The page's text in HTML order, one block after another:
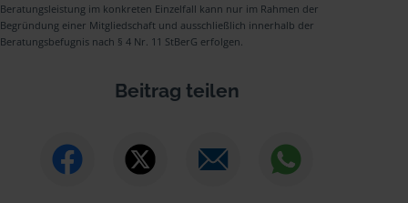
Beratungsleistung im konkreten Einzelfall kann nur im Rahmen der
Begründung einer Mitgliedschaft und ausschließlich innerhalb der
Beratungsbefugnis nach § 4 Nr. 11 StBerG erfolgen.
Beitrag teilen